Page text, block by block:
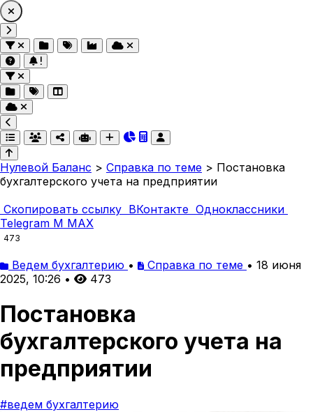
Нулевой Баланс > Справка по теме > Постановка
бухгалтерского учета на предприятии
Скопировать ссылку ВКонтакте Одноклассники
Telegram M MAX
473
Ведем бухгалтерию • Справка по теме • 18 июня
2025, 10:26 • 473
Постановка
бухгалтерского учета на
предприятии
#ведем бухгалтерию